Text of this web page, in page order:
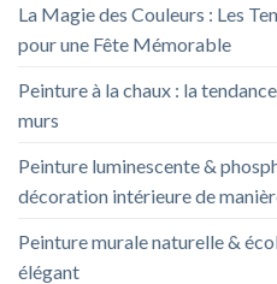
La Magie des Couleurs : Les
pour une Fête Mémorable
Peinture à la chaux : la
murs
Peinture luminescente &
décoration intérieure de
Peinture murale naturelle &
élégant